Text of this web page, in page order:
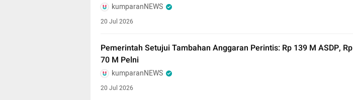
kumparanNEWS
20 Jul 2026
Pemerintah Setujui Tambahan Anggaran Perintis: Rp 139 M ASDP, Rp
70 M Pelni
kumparanNEWS
20 Jul 2026